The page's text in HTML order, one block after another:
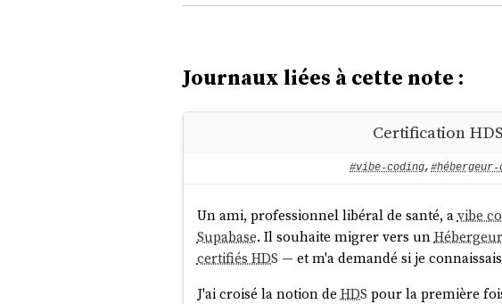
Journaux liées à cette note :
Certification
#vibe-coding,
Un ami, professionnel libéral de santé, avibe
Supabase. Il souhaite migrer vers un
certifiés HDS — et m'a demandé si je
J'ai croisé la notion de HDS pour la première